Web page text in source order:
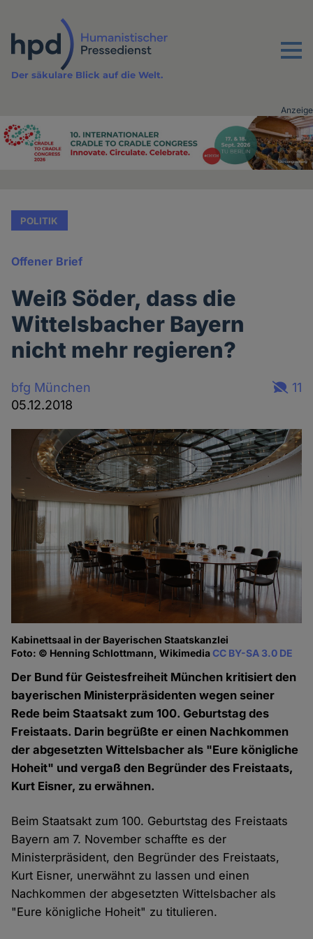
Inhalt
Menu
Der säkulare Blick auf die Welt.
Advertising
Anzeige
POLITIK
Offener Brief
Weiß Söder, dass die
Wittelsbacher Bayern
nicht mehr regieren?
bfg München
05.12.2018
11
Kabinettsaal in der Bayerischen Staatskanzlei
Foto: © Henning Schlottmann, WikimediaCC BY-SA 3.0 DE
Der Bund für Geistesfreiheit München kritisiert den
bayerischen Ministerpräsidenten wegen seiner
Rede beim Staatsakt zum 100. Geburtstag des
Freistaats. Darin begrüßte er einen Nachkommen
der abgesetzten Wittelsbacher als "Eure königliche
Hoheit" und vergaß den Begründer des Freistaats,
Kurt Eisner, zu erwähnen.
Beim Staatsakt zum 100. Geburtstag des Freistaats
Bayern am 7. November schaffte es der
Ministerpräsident, den Begründer des Freistaats,
Kurt Eisner, unerwähnt zu lassen und einen
Nachkommen der abgesetzten Wittelsbacher als
"Eure königliche Hoheit" zu titulieren.